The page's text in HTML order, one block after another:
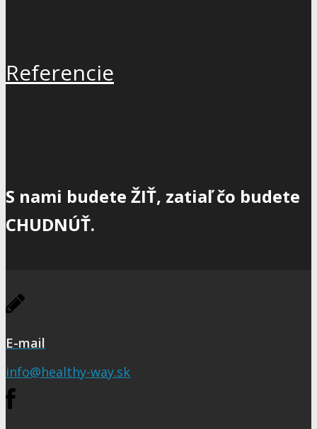
Referencie
S nami budete ŽIŤ, zatiaľ čo budete
CHUDNÚŤ.
E-mail
info@healthy-way.sk